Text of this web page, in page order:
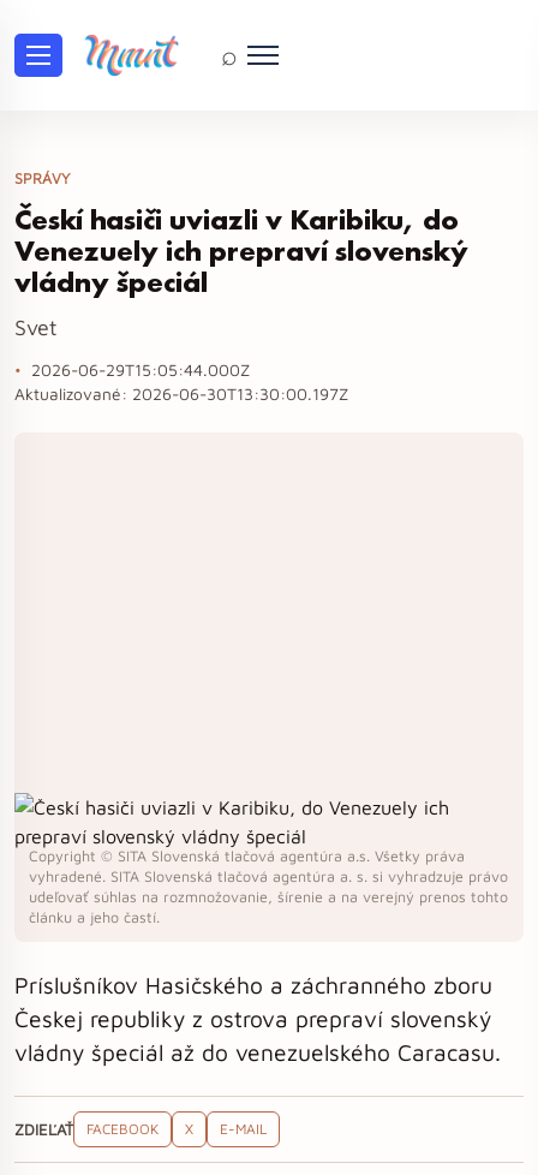
⌕
SPRÁVY
Českí hasiči uviazli v Karibiku, do
Venezuely ich prepraví slovenský
vládny špeciál
Svet
2026-06-29T15:05:44.000Z
Aktualizované: 2026-06-30T13:30:00.197Z
Copyright © SITA Slovenská tlačová agentúra a.s. Všetky práva
vyhradené. SITA Slovenská tlačová agentúra a. s. si vyhradzuje právo
udeľovať súhlas na rozmnožovanie, šírenie a na verejný prenos tohto
článku a jeho častí.
Príslušníkov Hasičského a záchranného zboru
Českej republiky z ostrova prepraví slovenský
vládny špeciál až do venezuelského Caracasu.
ZDIEĽAŤ FACEBOOK X E-MAIL